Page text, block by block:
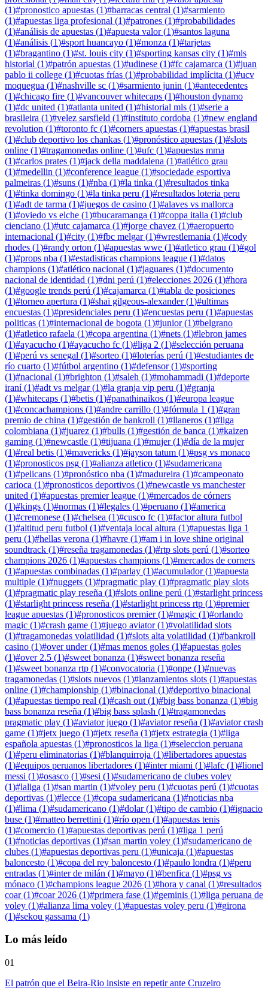
(1)#pronostico apuestas (1)#barracas central (1)#sarmiento
(1)#apuestas liga profesional (1)#patrones (1)#probabilidades
(1)#análisis de apuestas (1)#apuesta valor(1)#santos laguna
(1)#análisis (1)#sport huancayo (1)#monza (1)#tarjetas
(1)#bragantino (1)#st. louis city (1)#sporting kansas city (1)#mls
historial (1)#patrón apuestas (1)#udinese (1)#fc cajamarca (1)#juan
pablo ii college (1)#cuotas frías (1)#probabilidad implícita (1)#ucv
moquegua (1)#nashville sc (1)#sarmiento junin (1)#antecedentes
(1)#chicago fire (1)#vancouver whitecaps (1)#houston dynamo
(1)#dc united (1)#atlanta united (1)#historial mls (1)#serie a
brasileira (1)#velez sarsfield (1)#instituto cordoba (1)#new england
revolution (1)#toronto fc (1)#corners apuestas (1)#apuestas brasil
(1)#club deportivo los chankas (1)#pronóstico apuestas (1)#slots
online (1)#tragamonedas online (1)#ufc (1)#apuestas mma
(1)#carlos prates (1)#jack della maddalena (1)#atlético grau
(1)#medellin (1)#conference league (1)#sociedade esportiva
palmeiras (1)#suns (1)#nba (1)#la tinka (1)#resultados tinka
(1)#tinka domingo (1)#la tinka peru (1)#resultados loteria peru
(1)#adt de tarma (1)#juegos de casino (1)#alaves vs mallorca
(1)#oviedo vs elche (1)#bucaramanga (1)#coppa italia (1)#club
cienciano (1)#utc cajamarca (1)#jorge chavez (1)#aeropuerto
internacional (1)#city (1)#fbc melgar(1)#wrestlemania (1)#cody
rhodes (1)#randy orton (1)#apuestas wwe (1)#atletico grau (1)#gol
(1)#props nba (1)#estadisticas champions league (1)#datos
champions (1)#atlético nacional (1)#jaguares (1)#documento
nacional de identidad (1)#dni perú (1)#elecciones 2026 (1)#hora
(1)#google trends perú (1)#cajamarca (1)#tabla de posiciones
(1)#torneo apertura (1)#shai gilgeous-alexander(1)#ultimas
encuestas (1)#presidenciales peru (1)#encuestas peru (1)#apuestas
politicas (1)#internacional de bogota (1)#junior(1)#belgrano
(1)#atletico rafaela (1)#copa argentina (1)#nets (1)#lebron james
(1)#ayacucho (1)#ayacucho fc (1)#liga 2 (1)#selección peruana
(1)#perú vs senegal (1)#sorteo (1)#loterías perú (1)#estudiantes de
río cuarto (1)#fútbol argentino (1)#defensor(1)#sporting
(1)#nacional (1)#brighton (1)#saleh (1)#mohammadi (1)#deporte
iraní(1)#adt vs melgar(1)#la granja vip peru (1)#granja
(1)#whitecaps (1)#betis (1)#panathinaikos (1)#europa league
(1)#concachampions (1)#andre carrillo (1)#fórmula 1 (1)#gran
premio de china (1)#gestión de bankroll (1)#llaneros (1)#liga
colombiana (1)#juarez (1)#bulls (1)#gestión de banca (1)#kaizen
gaming (1)#newcastle (1)#tijuana (1)#mujer(1)#día de la mujer
(1)#real betis (1)#mavericks (1)#jayson tatum (1)#psg vs monaco
(1)#pronosticos psg (1)#alianza atletico (1)#sudamericana
(1)#pelicans (1)#pronóstico nba (1)#madureira (1)#campeonato
carioca (1)#pronosticos deportivos (1)#newcastle vs manchester
united (1)#apuestas premier league (1)#mercados de córners
(1)#kings (1)#normas (1)#legales (1)#peruano (1)#america
(1)#cremonese (1)#chelsea (1)#cusco fc (1)#factor altura futbol
(1)#altitud peru futbol (1)#ventaja local altura (1)#apuestas liga 1
peru (1)#hellas verona (1)#havre (1)#am i in love shine original
soundtrack (1)#reseña tragamonedas (1)#rtp slots perú (1)#sorteo
champions 2026 (1)#apuestas champions (1)#mercados de corners
(1)#apuestas combinadas (1)#parlay (1)#acumulador(1)#apuesta
multiple (1)#nuggets (1)#pragmatic play (1)#pragmatic play slots
(1)#pragmatic play reseña (1)#slots online perú (1)#starlight princess
(1)#starlight princess reseña (1)#starlight princess rtp (1)#premier
league apuestas (1)#pronosticos premier(1)#magic (1)#orlando
magic (1)#crash game (1)#juego aviator(1)#volatilidad slots
(1)#tragamonedas volatilidad (1)#slots alta volatilidad (1)#bankroll
casino (1)#over under(1)#mas menos goles (1)#apuestas goles
(1)#over 2.5 (1)#sweet bonanza (1)#sweet bonanza reseña
(1)#sweet bonanza rtp (1)#convocatoria (1)#onpe (1)#nuevas
tragamonedas (1)#slots nuevos (1)#lanzamientos slots (1)#apuestas
online (1)#championship (1)#binacional (1)#deportivo binacional
(1)#apuestas tiempo real (1)#cash out (1)#big bass bonanza (1)#big
bass bonanza reseña (1)#big bass splash (1)#tragamonedas
pragmatic play (1)#aviator juego (1)#aviator reseña (1)#aviator crash
game (1)#jetx juego (1)#jetx reseña (1)#jetx estrategia (1)#liga
española apuestas (1)#pronosticos la liga (1)#seleccion peruana
(1)#peru eliminatorias (1)#blanquirroja (1)#libertadores apuestas
(1)#equipos peruanos libertadores (1)#inter miami (1)#lafc (1)#lionel
messi (1)#osasco (1)#sesi (1)#sudamericano de clubes voley
(1)#laliga (1)#san martin (1)#voley peru (1)#cuotas perú (1)#cuotas
deportivas (1)#lecce (1)#copa sudamericana (1)#noticias nba
(1)#lima (1)#sudamericano (1)#dolar(1)#tipo de cambio (1)#ignacio
buse (1)#matteo berrettini (1)#río open (1)#apuestas tenis
(1)#comercio (1)#apuestas deportivas perú (1)#liga 1 perú
(1)#noticias deportivas (1)#san martin voley (1)#sudamericano de
clubes (1)#apuestas deportivas peru (1)#unicaja (1)#apuestas
baloncesto (1)#copa del rey baloncesto (1)#paulo londra (1)#peru
entradas (1)#inter de milán (1)#mayo (1)#benfica (1)#psg vs
mónaco (1)#champions league 2026 (1)#hora y canal (1)#resultados
coar(1)#coar 2026 (1)#primera fase (1)#geminis (1)#liga peruana de
voley (1)#alianza lima voley (1)#apuestas voley peru (1)#girona
(1)#sekou gassama (1)
Lo más leído
01
El patrón que el Beira-Rio insiste en repetir ante Cruzeiro